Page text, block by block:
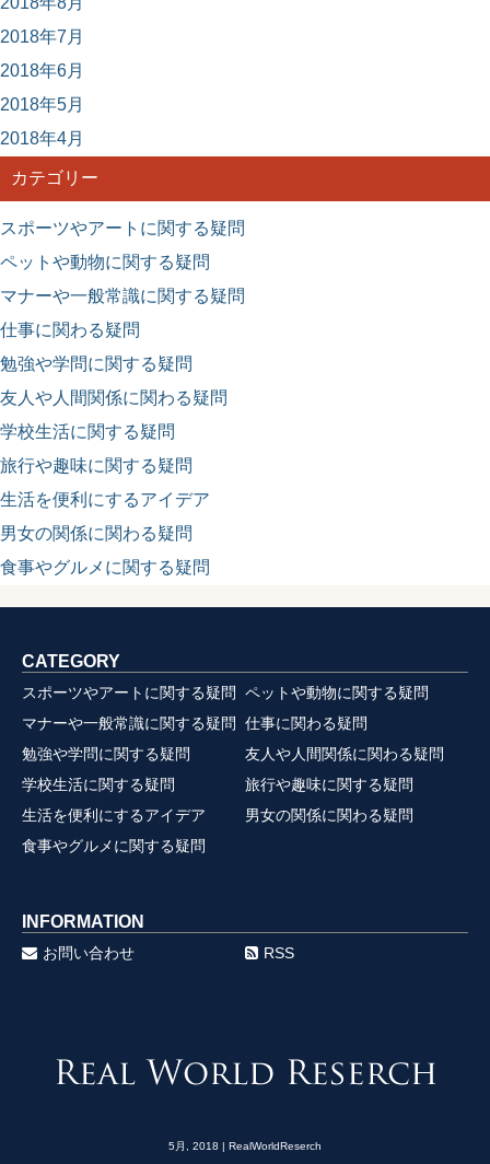
2018年7月
2018年6月
2018年5月
2018年4月
カテゴリー
スポーツやアートに関する疑問
ペットや動物に関する疑問
マナーや一般常識に関する疑問
仕事に関わる疑問
勉強や学問に関する疑問
友人や人間関係に関わる疑問
学校生活に関する疑問
旅行や趣味に関する疑問
生活を便利にするアイデア
男女の関係に関わる疑問
食事やグルメに関する疑問
CATEGORY
スポーツやアートに関する疑問
ペットや動物に関する疑問
マナーや一般常識に関する疑問
仕事に関わる疑問
勉強や学問に関する疑問
友人や人間関係に関わる疑問
学校生活に関する疑問
旅行や趣味に関する疑問
生活を便利にするアイデア
男女の関係に関わる疑問
食事やグルメに関する疑問
INFORMATION
お問い合わせ RSS
5月, 2018 | RealWorldReserch